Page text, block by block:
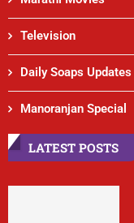
Television
Daily Soaps Updates
Manoranjan Special
LATEST POSTS